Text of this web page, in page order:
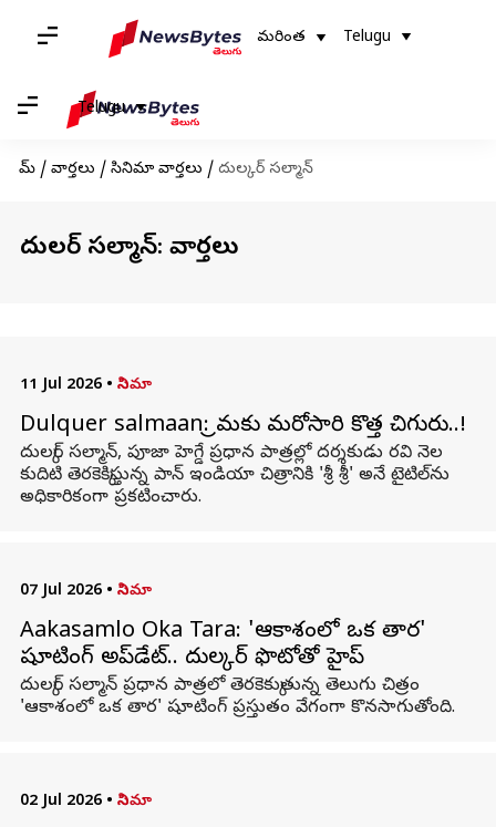
మరింత Telugu
Telugu
హోమ్ / వార్తలు / సినిమా వార్తలు / దుల్కర్ సల్మాన్
దుల్కర్ సల్మాన్: వార్తలు
11 Jul 2026 • సినిమా
Dulquer salmaan: ప్రేమకు మరోసారి కొత్త చిగురు..!
దుల్కర్ సల్మాన్, పూజా హెగ్డే ప్రధాన పాత్రల్లో దర్శకుడు రవి నెల
కుదిటి తెరకెక్కిస్తున్న పాన్ ఇండియా చిత్రానికి 'శ్రీ శ్రీ' అనే టైటిల్‌ను
అధికారికంగా ప్రకటించారు.
07 Jul 2026 • సినిమా
Aakasamlo Oka Tara: 'ఆకాశంలో ఒక తార'
షూటింగ్ అప్‌డేట్.. దుల్కర్ ఫొటోతో హైప్
దుల్కర్ సల్మాన్ ప్రధాన పాత్రలో తెరకెక్కుతున్న తెలుగు చిత్రం
'ఆకాశంలో ఒక తార' షూటింగ్ ప్రస్తుతం వేగంగా కొనసాగుతోంది.
02 Jul 2026 • సినిమా